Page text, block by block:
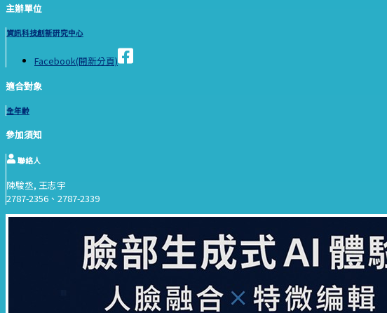
主辦單位
資訊科技創新研究中心
Facebook(開新分頁)
適合對象
全年齡
參加須知
聯絡人
陳駿丞, 王志宇
2787-2356、2787-2339